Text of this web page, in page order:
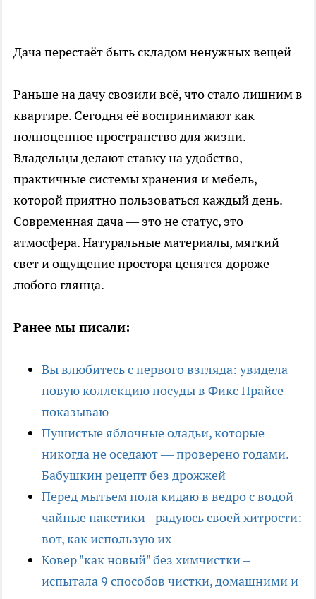
Дача перестаёт быть складом ненужных вещей
Раньше на дачу свозили всё, что стало лишним в
квартире. Сегодня её воспринимают как
полноценное пространство для жизни.
Владельцы делают ставку на удобство,
практичные системы хранения и мебель,
которой приятно пользоваться каждый день.
Современная дача — это не статус, это
атмосфера. Натуральные материалы, мягкий
свет и ощущение простора ценятся дороже
любого глянца.
Ранее мы писали:
Вы влюбитесь с первого взгляда: увидела
новую коллекцию посуды в Фикс Прайсе -
показываю
Пушистые яблочные оладьи, которые
никогда не оседают — проверено годами.
Бабушкин рецепт без дрожжей
Перед мытьем пола кидаю в ведро с водой
чайные пакетики - радуюсь своей хитрости:
вот, как использую их
Ковер "как новый" без химчистки –
испытала 9 способов чистки, домашними и